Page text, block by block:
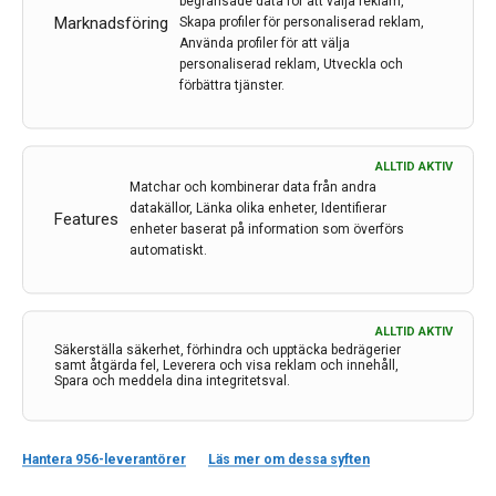
Marknadsföring
Skapa profiler för personaliserad reklam,
Använda profiler för att välja
personaliserad reklam, Utveckla och
förbättra tjänster.
Features
ALLTID AKTIV
Matchar och kombinerar data från andra
datakällor, Länka olika enheter, Identifierar
enheter baserat på information som överförs
automatiskt.
Säkerställa säkerhet, förhindra och upptäcka bedrägerier
samt åtgärda fel, Leverera och visa reklam och innehåll,
Spara och meddela dina integritetsval.
ALLTID AKTIV
Hantera 956-leverantörer Läs mer om dessa syften
Ett blodprov är lika träffsäkert – och i vissa fall
överlägset – ryggvätskeprov för att ställa en
alzheimerdiagnos. Det visar en studie.